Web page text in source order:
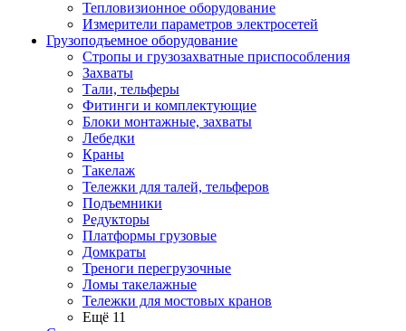
Тепловизионное оборудование
Измерители параметров электросетей
Грузоподъемное оборудование
Стропы и грузозахватные приспособления
Захваты
Тали, тельферы
Фитинги и комплектующие
Блоки монтажные, захваты
Лебедки
Краны
Такелаж
Тележки для талей, тельферов
Подъемники
Редукторы
Платформы грузовые
Домкраты
Треноги перегрузочные
Ломы такелажные
Тележки для мостовых кранов
Ещё 11